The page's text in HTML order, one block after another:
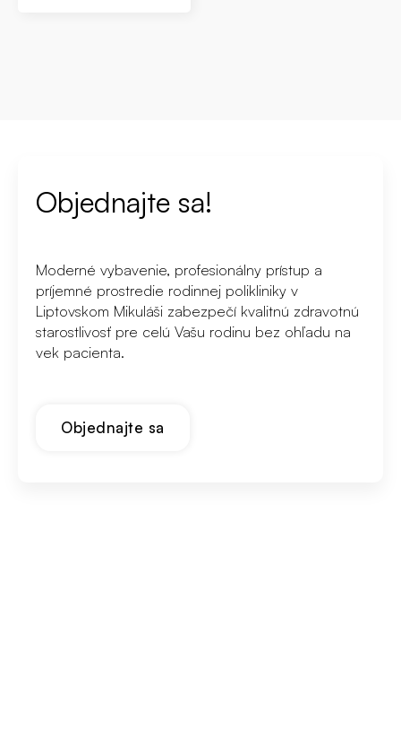
Objednajte sa!
Moderné vybavenie, profesionálny prístup a
príjemné prostredie rodinnej polikliniky v
Liptovskom Mikuláši zabezpečí kvalitnú zdravotnú
starostlivosť pre celú Vašu rodinu bez ohľadu na
vek pacienta.
Objednajte sa